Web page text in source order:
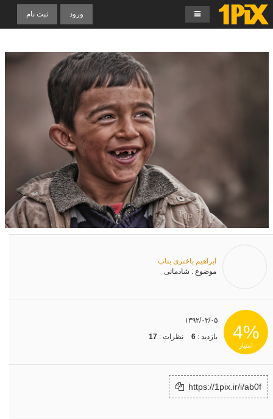
ورود ثبت نام
ابراهیم باختری بناب
موضوع : شادمانی
4%
امتیاز
۱۳۹۲/۰۳/۰۵
بازدید : 6 نظرات : 17
https://1pix.ir/i/ab0f